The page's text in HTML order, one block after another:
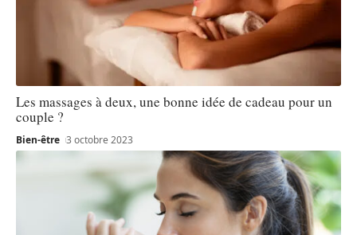
Les massages à deux, une bonne idée de cadeau pour un
couple ?
Bien-être 3 octobre 2023